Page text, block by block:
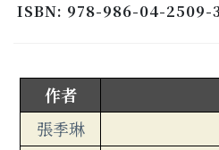
ISBN: 978-986-04-2509-
作者
張季琳